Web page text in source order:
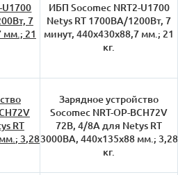
7
мм.; 21
ИБП Socomec NRT2-U1700
Netys RT 1700ВА/1200Вт, 7
минут, 440х430х88,7 мм.; 21
кг.
RT
3,28
Зарядное устройство
Socomec NRT-OP-BCH72V
72В, 4/8А для Netys RT
3000ВА, 440х135х88 мм.; 3,28
кг.